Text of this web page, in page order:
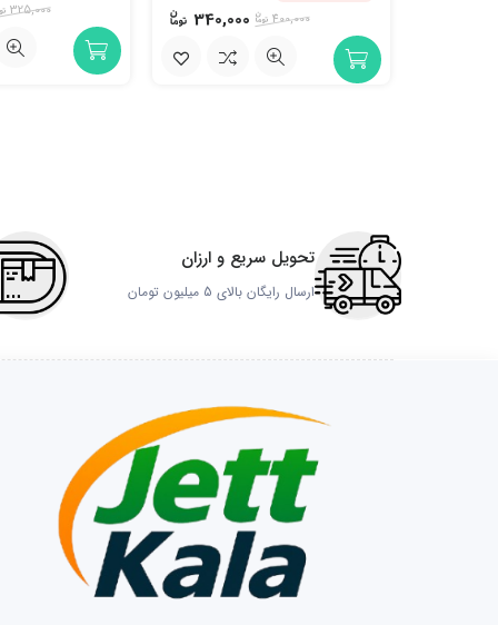
400,000
340,000
325,000
تحویل سریع و ارزان
ارسال رایگان بالای 5 میلیون تومان